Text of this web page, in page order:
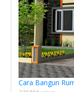
Cara Bangun